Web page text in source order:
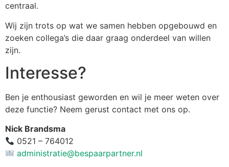
centraal.
Wij zijn trots op wat we samen hebben opgebouwd en
zoeken collega’s die daar graag onderdeel van willen
zijn.
Interesse?
Ben je enthousiast geworden en wil je meer weten over
deze functie? Neem gerust contact met ons op.
Nick Brandsma
0521 – 764012
administratie@bespaarpartner.nl